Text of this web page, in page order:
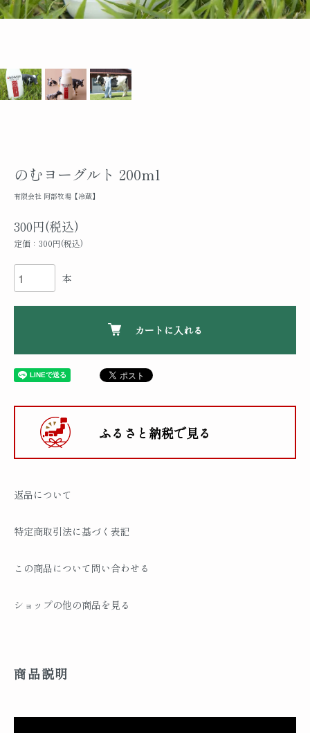
のむヨーグルト 200ml
有限会社 阿部牧場【冷蔵】
300円(税込)
定価：300円(税込)
本
カートに入れる
ふるさと納税で見る
返品について
特定商取引法に基づく表記
この商品について問い合わせる
ショップの他の商品を見る
商品説明